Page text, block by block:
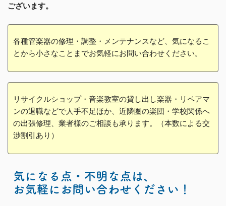
ございます。
各種管楽器の修理・調整・メンテナンスなど、気になるこ
とから小さなことまでお気軽にお問い合わせください。
リサイクルショップ・音楽教室の貸し出し楽器・リペアマ
ンの退職などで人手不足ほか、近隣圏の楽団・学校関係へ
の出張修理、業者様のご相談も承ります。（本数による交
渉割引あり）